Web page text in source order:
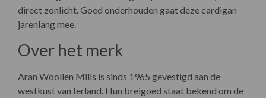
direct zonlicht. Goed onderhouden gaat deze cardigan
jarenlang mee.
Over het merk
Aran Woollen Mills is sinds 1965 gevestigd aan de
westkust van Ierland. Hun breigoed staat bekend om de